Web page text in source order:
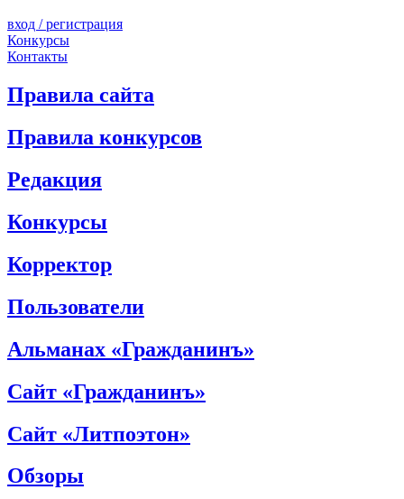
вход / регистрация
Конкурсы
Контакты
Правила сайта
Правила конкурсов
Редакция
Конкурсы
Корректор
Пользователи
Альманах «Гражданинъ»
Сайт «Гражданинъ»
Сайт «Литпоэтон»
Обзоры